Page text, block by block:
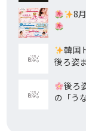
8
韓国
後ろ姿
後ろ
の「う